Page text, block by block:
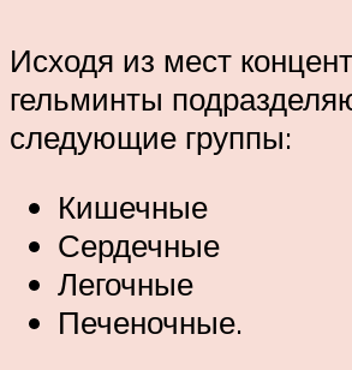
Исходя из мест
гельминты
следующие группы:
Кишечные
Сердечные
Легочные
Печеночные.